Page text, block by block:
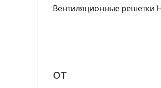
Вентиляционные решетки
от